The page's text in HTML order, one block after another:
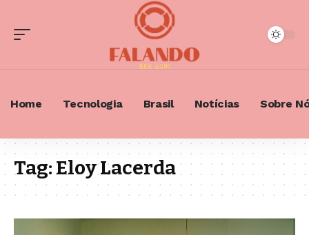
Home Tecnologia Brasil Notícias Sobre
Tag:Eloy Lacerda